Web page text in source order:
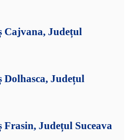
Cajvana, Județul
Dolhasca, Județul
Frasin, Județul Suceava